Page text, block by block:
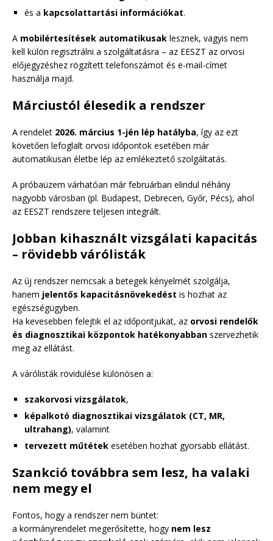
és a kapcsolattartási információkat.
A mobilértesítések automatikusak lesznek, vagyis nem
kell külön regisztrálni a szolgáltatásra – az EESZT az orvosi
előjegyzéshez rögzített telefonszámot és e-mail-címet
használja majd.
Márciustól élesedik a rendszer
A rendelet 2026. március 1-jén lép hatályba, így az ezt
követően lefoglalt orvosi időpontok esetében már
automatikusan életbe lép az emlékeztető szolgáltatás.
A próbaüzem várhatóan már februárban elindul néhány
nagyobb városban (pl. Budapest, Debrecen, Győr, Pécs), ahol
az EESZT rendszere teljesen integrált.
Jobban kihasznált vizsgálati kapacitás
– rövidebb várólisták
Az új rendszer nemcsak a betegek kényelmét szolgálja,
hanem jelentős kapacitásnövekedést is hozhat az
egészségügyben.
Ha kevesebben felejtik el az időpontjukat, az orvosi rendelők
és diagnosztikai központok hatékonyabban szervezhetik
meg az ellátást.
A várólisták rövidülése különösen a:
szakorvosi vizsgálatok,
képalkotó diagnosztikai vizsgálatok (CT, MR,
ultrahang), valamint
tervezett műtétek esetében hozhat gyorsabb ellátást.
Szankció továbbra sem lesz, ha valaki
nem megy el
Fontos, hogy a rendszer nem büntet:
a kormányrendelet megerősítette, hogy nem lesz